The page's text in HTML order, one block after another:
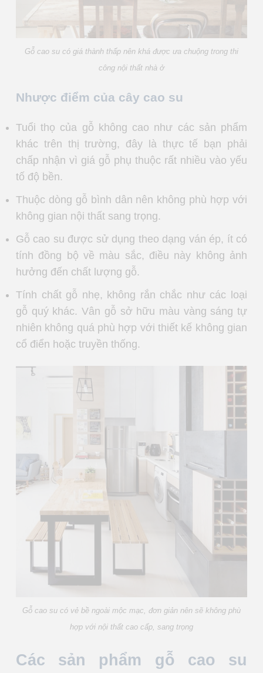
Gỗ cao su có giá thành thấp nên khá được ưa chuộng trong thi
công nội thất nhà ở
Nhược điểm của cây cao su
Tuổi thọ của gỗ không cao như các sản phẩm
khác trên thị trường, đây là thực tế bạn phải
chấp nhận vì giá gỗ phụ thuộc rất nhiều vào yếu
tố độ bền.
Thuộc dòng gỗ bình dân nên không phù hợp với
không gian nội thất sang trọng.
Gỗ cao su được sử dụng theo dạng ván ép, ít có
tính đồng bộ về màu sắc, điều này không ảnh
hưởng đến chất lượng gỗ.
Tính chất gỗ nhẹ, không rắn chắc như các loại
gỗ quý khác. Vân gỗ sở hữu màu vàng sáng tự
nhiên không quá phù hợp với thiết kế không gian
cổ điển hoặc truyền thống.
Gỗ cao su có vẻ bề ngoài mộc mạc, đơn giản nên sẽ không phù
hợp với nội thất cao cấp, sang trọng
Các sản phẩm gỗ cao su